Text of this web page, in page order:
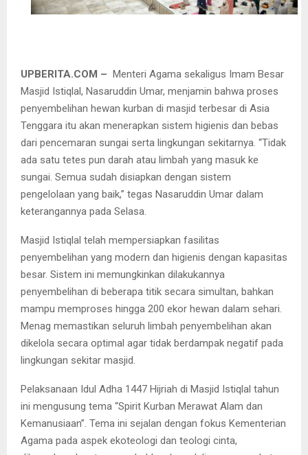
UPBERITA.COM –
Menteri Agama sekaligus Imam Besar
Masjid Istiqlal, Nasaruddin Umar, menjamin bahwa proses
penyembelihan hewan kurban di masjid terbesar di Asia
Tenggara itu akan menerapkan sistem higienis dan bebas
dari pencemaran sungai serta lingkungan sekitarnya. “Tidak
ada satu tetes pun darah atau limbah yang masuk ke
sungai. Semua sudah disiapkan dengan sistem
pengelolaan yang baik,” tegas Nasaruddin Umar dalam
keterangannya pada Selasa.
Masjid Istiqlal telah mempersiapkan fasilitas
penyembelihan yang modern dan higienis dengan kapasitas
besar. Sistem ini memungkinkan dilakukannya
penyembelihan di beberapa titik secara simultan, bahkan
mampu memproses hingga 200 ekor hewan dalam sehari.
Menag memastikan seluruh limbah penyembelihan akan
dikelola secara optimal agar tidak berdampak negatif pada
lingkungan sekitar masjid.
Pelaksanaan Idul Adha 1447 Hijriah di Masjid Istiqlal tahun
ini mengusung tema “Spirit Kurban Merawat Alam dan
Kemanusiaan”. Tema ini sejalan dengan fokus Kementerian
Agama pada aspek ekoteologi dan teologi cinta,